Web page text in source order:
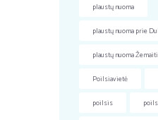
plaustų nuoma
plaustų nuoma prie
plaustų nuoma
Poilsiavietė
poilsis